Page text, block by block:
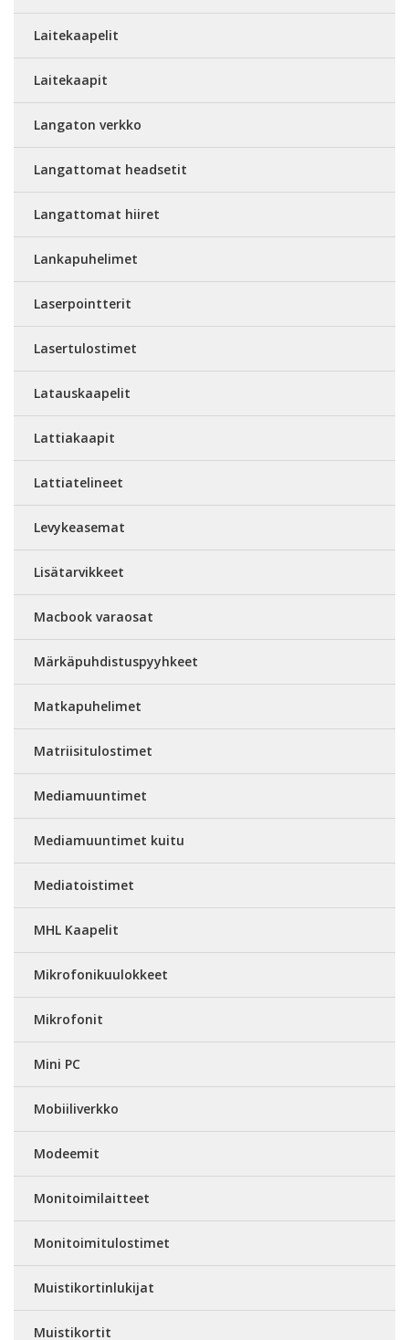
Laitekaapelit
Laitekaapit
Langaton verkko
Langattomat headsetit
Langattomat hiiret
Lankapuhelimet
Laserpointterit
Lasertulostimet
Latauskaapelit
Lattiakaapit
Lattiatelineet
Levykeasemat
Lisätarvikkeet
Macbook varaosat
Märkäpuhdistuspyyhkeet
Matkapuhelimet
Matriisitulostimet
Mediamuuntimet
Mediamuuntimet kuitu
Mediatoistimet
MHL Kaapelit
Mikrofonikuulokkeet
Mikrofonit
Mini PC
Mobiiliverkko
Modeemit
Monitoimilaitteet
Monitoimitulostimet
Muistikortinlukijat
Muistikortit